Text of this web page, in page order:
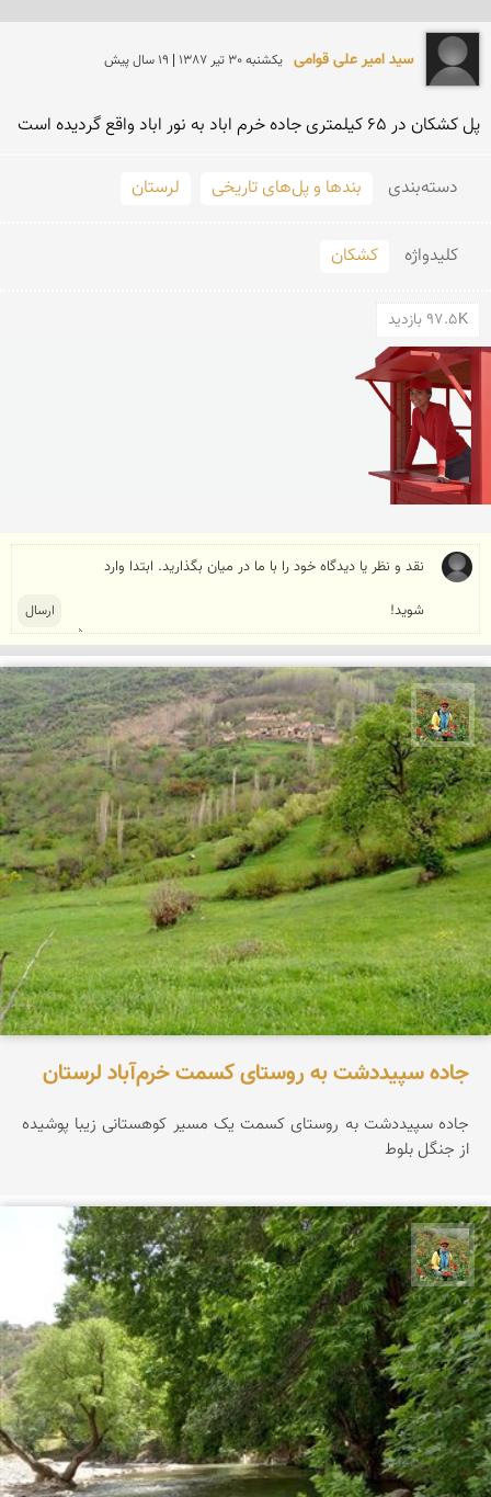
سید امیر علی قوامی يكشنبه 30 تير 1387 | 19 سال پیش
پل کشکان در 65 کیلمتری جاده خرم اباد به نور اباد واقع گردیده است
دسته‌بندی بندها و پل‌های تاریخی لرستان
کلید‌واژه کشکان
97.5K بازدید
اسفندیار خدایی
جاده سپیددشت به روستای کسمت خرم‌آباد لرستان
جاده سپیددشت به روستای کسمت یک مسیر کوهستانی زیبا پوشیده
از جنگل بلوط
اسفندیار خدایی